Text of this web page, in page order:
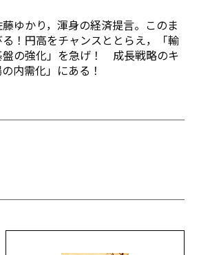
ゆかり，渾身の経済提言。このま
！円高をチャンスととらえ，「輸
盤の強化」を急げ！ 成長戦略のキ
内需化」にある！